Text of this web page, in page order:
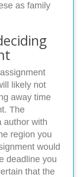
as family
likely not
away time
The
author with
region you
would
deadline you
that the